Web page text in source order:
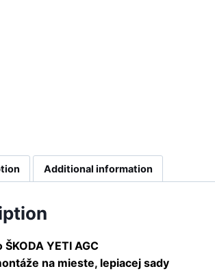
Additional information
ŠKODA YETI AGC
na mieste, lepiacej sady